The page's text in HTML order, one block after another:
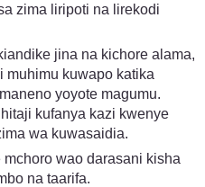
zima liripoti na lirekodi
jina na kichore alama,
muhimu kuwapo katika
yoyote magumu.
kufanya kazi kwenye
wa kuwasaidia.
wao darasani kisha
na taarifa.